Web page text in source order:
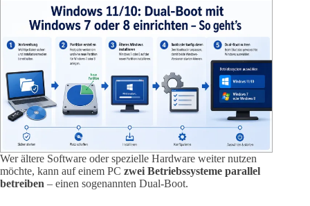
Wer ältere Software oder spezielle Hardware weiter nutzen
möchte, kann auf einem PC zwei Betriebssysteme parallel
betreiben – einen sogenannten Dual-Boot.